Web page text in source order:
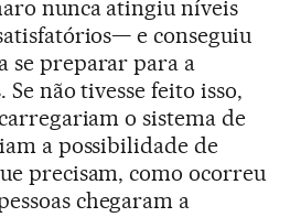
nunca atingiu níveis
e conseguiu
se preparar para a
Se não tivesse feito isso,
o sistema de
a possibilidade de
precisam, como ocorreu
chegaram a